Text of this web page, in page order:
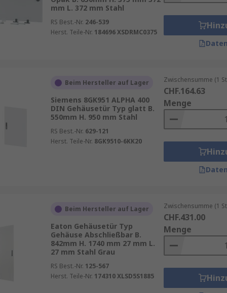
die Energieeffizienz zunehmend an Bedeutung.
sie die Temperaturregulierung im Inneren des
Langlebige Materialien und eine robuste
können, ohne häufig ersetzt werden zu müssen.
mm L. 372 mm Stahl
RS Best.-Nr. 246-539
Herst. Teile-Nr. 184696 XSDRMC0375
Beim Hersteller auf Lager
Siemens 8GK951 ALPHA 400
DIN Gehäusetür Typ glatt B.
550mm H. 950 mm Stahl
RS Best.-Nr. 629-121
Herst. Teile-Nr. 8GK9510-6KK20
Zwischensumme (1
CHF.164.63
Menge
Beim Hersteller auf Lager
Eaton Gehäusetür Typ
Gehäuse Abschließbar B.
842mm H. 1740 mm 27 mm L.
27 mm Stahl Grau
RS Best.-Nr. 125-567
Herst. Teile-Nr. 174310 XLSD5S1885
Zwischensumme (1
CHF.431.00
Menge